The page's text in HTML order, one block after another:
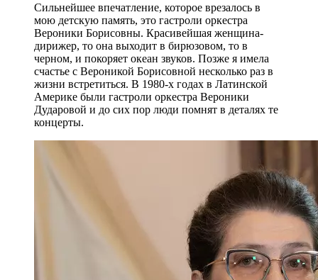
Сильнейшее впечатление, которое врезалось в
мою детскую память, это гастроли оркестра
Вероники Борисовны. Красивейшая женщина-
дирижер, то она выходит в бирюзовом, то в
черном, и покоряет океан звуков. Позже я имела
счастье с Вероникой Борисовной несколько раз в
жизни встретиться. В 1980-х годах в Латинской
Америке были гастроли оркестра Вероники
Дударовой и до сих пор люди помнят в деталях те
концерты.